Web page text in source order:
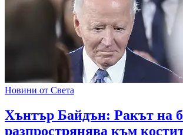
Новини от Света
Хънтър Байдън: Ракът на
разпрострянява към